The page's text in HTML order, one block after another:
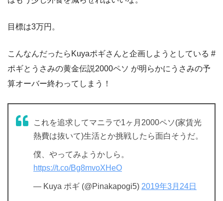
目標は3万円。
こんなんだったらKuyaポギさんと企画しようとしている #
ポギとうさみの黄金伝説2000ペソ が明らかにうさみの予
算オーバー終わってしまう！
これを追求してマニラで1ヶ月2000ペソ(家賃光
熱費は抜いて)生活とか挑戦したら面白そうだ。
僕、やってみようかしら。
https://t.co/Bg8mvoXHeO
— Kuya ポギ (@Pinakapogi5) 2019年3月24日